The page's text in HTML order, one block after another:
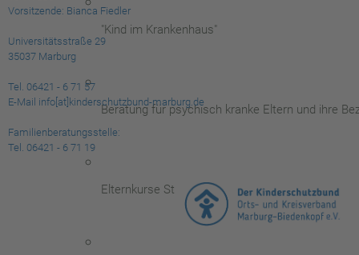
"Kind im Krankenhaus"
Beratung für psychisch kranke Eltern und ihre
Elternkurse Starke Eltern - Starke Kinder
Vorsitzende: Bianca Fiedler
Universitätsstraße 29
35037 Marburg
Tel. 06421 - 6 71 57
E-Mail info[at]kinderschutzbund-marburg.de
Familienberatungsstelle:
Tel. 06421 - 6 71 19